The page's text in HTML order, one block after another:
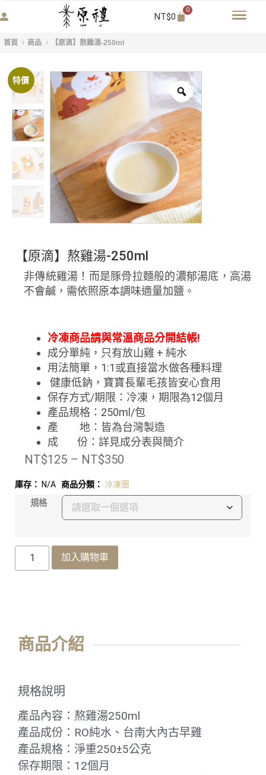
NT$0
0
首頁 / 商品 / 【原滴】熬雞湯-250ml
特價
【原滴】熬雞湯-250ml
非傳統雞湯！而是豚骨拉麵般的濃郁湯底，高湯
不會鹹，需依照原本調味適量加鹽。
冷凍商品請與常溫商品分開結帳!
成分單純，只有放山雞 + 純水
用法簡單，1:1或直接當水做各種料理
健康低鈉，寶寶長輩毛孩皆安心食用
保存方式/期限：冷凍 ，期限為12個月
產品規格：250ml/包
產 地：皆為台灣製造
成 份：詳見成分表與簡介
NT$125 – NT$350
庫存： N/A 商品分類： 冷凍團
規格
加入購物車
商品介紹
規格說明
產品內容：熬雞湯250ml
產品成份：RO純水、台南大內古早雞
產品規格：淨重250±5公克
保存期限：12個月